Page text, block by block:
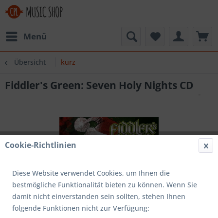
Menü
Übersicht kurz
Fiddler's Green: Seven Holy Nights CD
Cookie-Richtlinien
Diese Website verwendet Cookies, um Ihnen die
bestmögliche Funktionalität bieten zu können. Wenn Sie
damit nicht einverstanden sein sollten, stehen Ihnen
folgende Funktionen nicht zur Verfügung: